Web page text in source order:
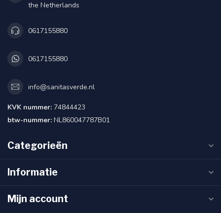
the Netherlands
0617155880
0617155880
info@sanitasverde.nl
KVK nummer: 74844423
btw-nummer: NL860047787B01
Categorieën
Informatie
Mijn account